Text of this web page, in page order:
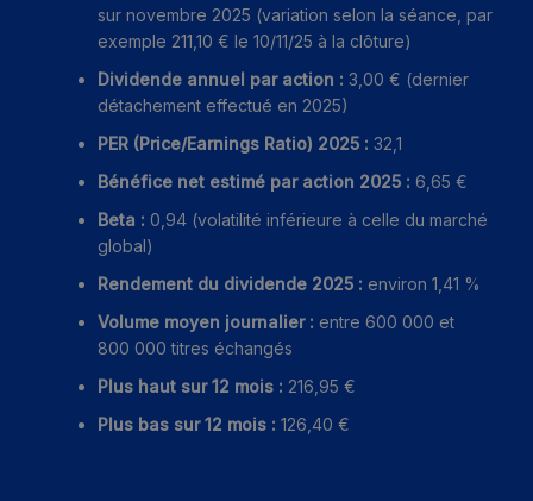
sur novembre 2025 (variation selon la séance, par
exemple 211,10 € le 10/11/25 à la clôture)
Dividende annuel par action : 3,00 € (dernier
détachement effectué en 2025)
PER (Price/Earnings Ratio) 2025 : 32,1
Bénéfice net estimé par action 2025 : 6,65 €
Beta : 0,94 (volatilité inférieure à celle du marché
global)
Rendement du dividende 2025 : environ 1,41 %
Volume moyen journalier : entre 600 000 et
800 000 titres échangés
Plus haut sur 12 mois : 216,95 €
Plus bas sur 12 mois : 126,40 €